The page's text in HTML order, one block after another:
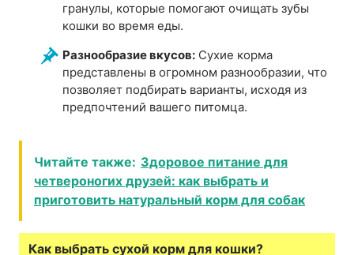
гранулы, которые помогают очищать зубы
кошки во время еды.
Разнообразие вкусов: Сухие корма
представлены в огромном разнообразии, что
позволяет подбирать варианты, исходя из
предпочтений вашего питомца.
Читайте также: Здоровое питание для
четвероногих друзей: как выбрать и
приготовить натуральный корм для собак
Как выбрать сухой корм для кошки?